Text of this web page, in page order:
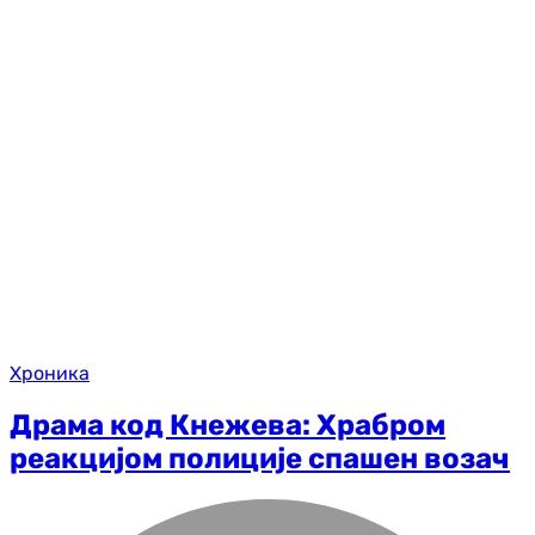
Хроника
Драма код Кнежева: Храбром
реакцијом полиције спашен возач